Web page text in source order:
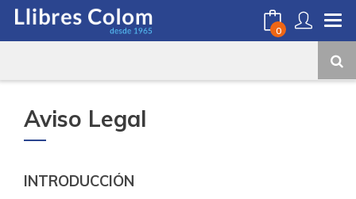
0
Aviso Legal
INTRODUCCIÓN